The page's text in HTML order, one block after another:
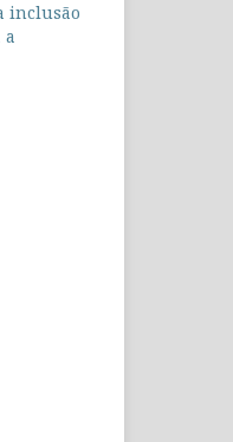
inclusão
a